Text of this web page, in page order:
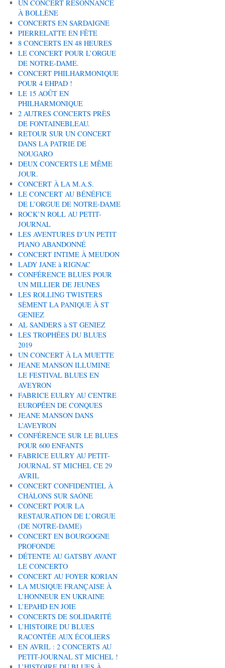
UN CONCERT RÉSONNANCE
À BOLLÈNE
CONCERTS EN SARDAIGNE
PIERRELATTE EN FÊTE
8 CONCERTS EN 48 HEURES
LE CONCERT POUR L’ORGUE
DE NOTRE-DAME.
CONCERT PHILHARMONIQUE
POUR 4 EHPAD !
LE 15 AOÛT EN
PHILHARMONIQUE
2 AUTRES CONCERTS PRÈS
DE FONTAINEBLEAU.
RETOUR SUR UN CONCERT
DANS LA PATRIE DE
NOUGARO
DEUX CONCERTS LE MÊME
JOUR.
CONCERT À LA M.A.S.
LE CONCERT AU BÉNÉFICE
DE L’ORGUE DE NOTRE-DAME
ROCK’N ROLL AU PETIT-
JOURNAL
LES AVENTURES D’UN PETIT
PIANO ABANDONNÉ
CONCERT INTIME À MEUDON
LADY JANE à RIGNAC
CONFÉRENCE BLUES POUR
UN MILLIER DE JEUNES
LES ROLLING TWISTERS
SÈMENT LA PANIQUE À ST
GENIEZ
AL SANDERS à ST GENIEZ
LES TROPHÉES DU BLUES
2019
UN CONCERT À LA MUETTE
JEANE MANSON ILLUMINE
LE FESTIVAL BLUES EN
AVEYRON
FABRICE EULRY AU CENTRE
EUROPÉEN DE CONQUES
JEANE MANSON DANS
L’AVEYRON
CONFÉRENCE SUR LE BLUES
POUR 600 ENFANTS
FABRICE EULRY AU PETIT-
JOURNAL ST MICHEL CE 29
AVRIL
CONCERT CONFIDENTIEL À
CHÂLONS SUR SAÔNE
CONCERT POUR LA
RESTAURATION DE L’ORGUE
(DE NOTRE-DAME)
CONCERT EN BOURGOGNE
PROFONDE
DÉTENTE AU GATSBY AVANT
LE CONCERTO
CONCERT AU FOYER KORIAN
LA MUSIQUE FRANÇAISE À
L’HONNEUR EN UKRAINE
L’EPAHD EN JOIE
CONCERTS DE SOLIDARITÉ
L’HISTOIRE DU BLUES
RACONTÉE AUX ÉCOLIERS
EN AVRIL : 2 CONCERTS AU
PETIT-JOURNAL ST MICHEL !